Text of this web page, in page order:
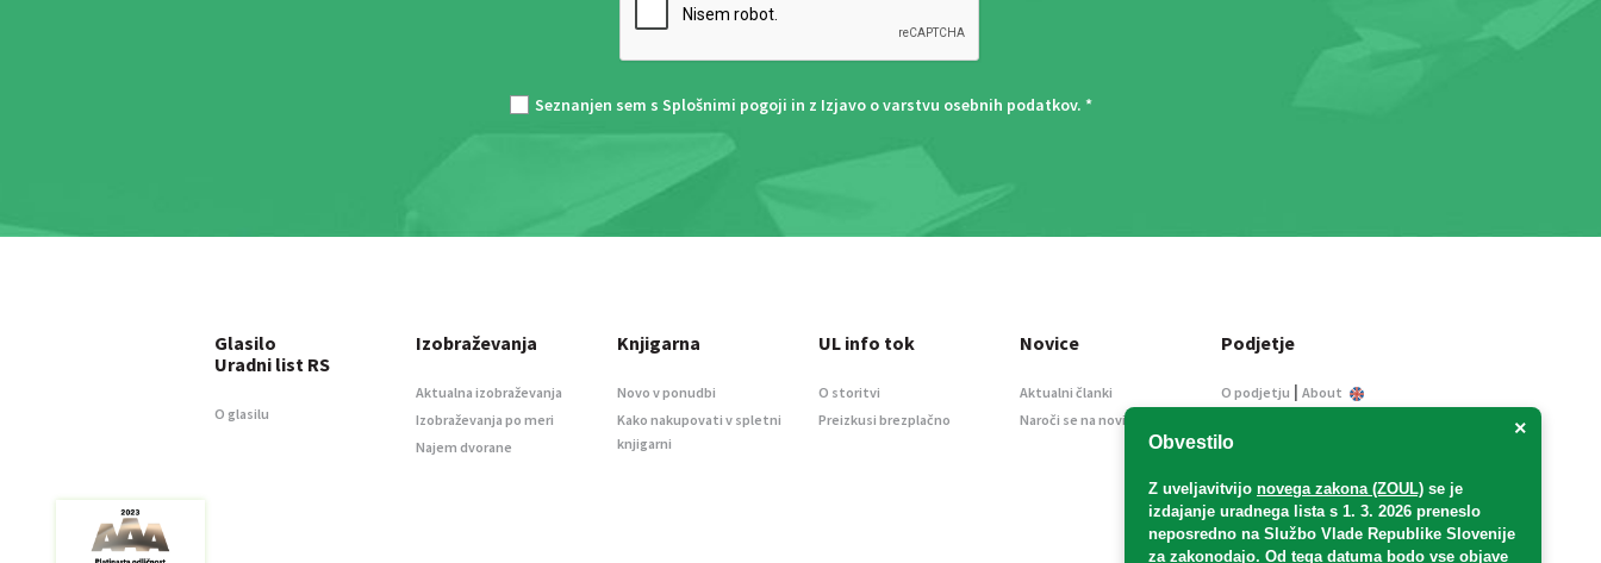
Seznanjen sem s Splošnimi pogoji in z Izjavo o varstvu osebnih podatkov. *
×
Obvestilo
Z uveljavitvijo novega zakona (ZOUL) se je
izdajanje uradnega lista s 1. 3. 2026 preneslo
neposredno na Službo Vlade Republike Slovenije
za zakonodajo. Od tega datuma bodo vse objave
Glasilo
Uradni list RS
O glasilu
Izobraževanja
Aktualna izobraževanja
Izobraževanja po meri
Najem dvorane
Knjigarna
Novo v ponudbi
Kako nakupovati v spletni
knjigarni
UL info tok
O storitvi
Preizkusi brezplačno
Novice
Aktualni članki
Naroči se na novice
Podjetje
O podjetju | About
Informacije javnega
Oglaševanje
Splošni pogoji
Izjava o varstvu osebnih